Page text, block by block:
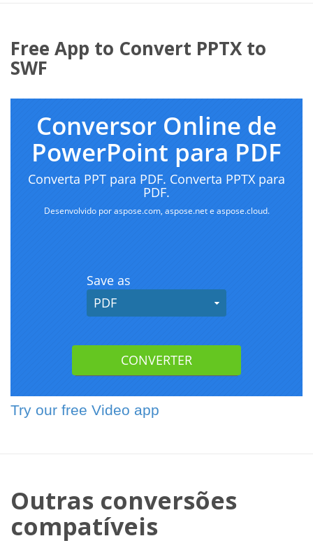
Free App to Convert PPTX to
SWF
Try our free Video app
Outras conversões
compatíveis